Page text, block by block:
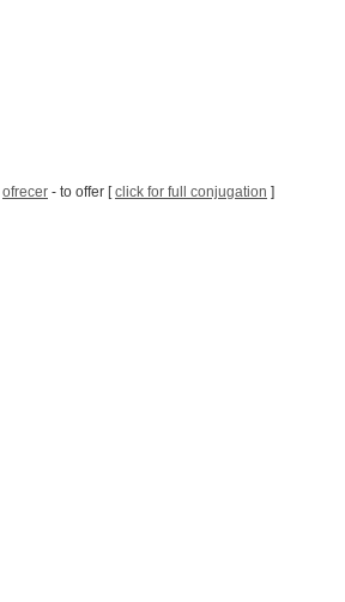
ofrecer - to offer [click for full conjugation ]